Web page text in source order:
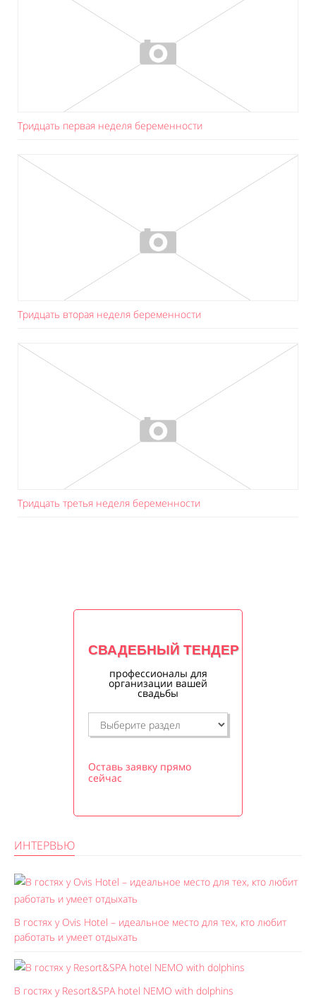
Тридцать первая неделя беременности
Тридцать вторая неделя беременности
Тридцать третья неделя беременности
СВАДЕБНЫЙ ТЕНДЕР
профессионалы для
организации вашей
свадьбы
Оставь заявку прямо
сейчас
ИНТЕРВЬЮ
В гостях у Ovis Hotel – идеальное место для тех, кто любит
работать и умеет отдыхать
В гостях у Resort&SPA hotel NEMO with dolphins